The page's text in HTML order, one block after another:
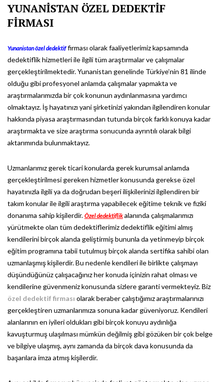
YUNANİSTAN ÖZEL DEDEKTİF
FİRMASI
Yunanistan özel dedektiffirması olarak faaliyetlerimiz kapsamında
dedektiflik hizmetleri ile ilgili tüm araştırmalar ve çalışmalar
gerçekleştirilmektedir. Yunanistan genelinde Türkiye’nin 81 ilinde
olduğu gibi profesyonel anlamda çalışmalar yapmakta ve
araştırmalarımızda bir çok konunun aydınlanmasına yardımcı
olmaktayız. İş hayatınızı yani şirketinizi yakından ilgilendiren konular
hakkında piyasa araştırmasından tutunda birçok farklı konuya kadar
araştırmakta ve size araştırma sonucunda ayrıntılı olarak bilgi
aktarımında bulunmaktayız.
Uzmanlarımız gerek ticari konularda gerek kurumsal anlamda
gerçekleştirilmesi gereken hizmetler konusunda gerekse özel
hayatınızla ilgili ya da doğrudan beşeri ilişkilerinizi ilgilendiren bir
takım konular ile ilgili araştırma yapabilecek eğitime teknik ve fiziki
donanıma sahip kişilerdir. Özel dedektiflikalanında çalışmalarımızı
yürütmekte olan tüm dedektiflerimiz dedektiflik eğitimi almış
kendilerini birçok alanda geliştirmiş bununla da yetinmeyip birçok
eğitim programına tabii tutulmuş birçok alanda sertifika sahibi olan
uzmanlaşmış kişilerdir. Bu nedenle kendileri ile birlikte çalışmayı
düşündüğünüz çalışacağınız her konuda içinizin rahat olması ve
kendilerine güvenmeniz konusunda sizlere garanti vermekteyiz. Biz
özel dedektif firması olarak beraber çalıştığımız araştırmalarınızı
gerçekleştiren uzmanlarımıza sonuna kadar güveniyoruz. Kendileri
alanlarının en iyileri oldukları gibi birçok konuyu aydınlığa
kavuşturmuş ulaşılması mümkün değilmiş gibi gözüken bir çok belge
ve bilgiye ulaşmış, aynı zamanda da birçok dava konusunda da
başarılara imza atmış kişilerdir.